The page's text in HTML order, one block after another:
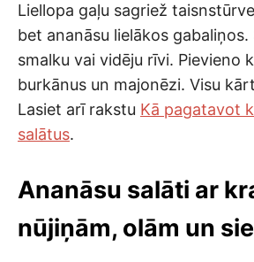
Liellopa gaļu sagriež
bet ananāsu lielākos gabaliņos.
smalku vai vidēju rīvi. Pievieno
burkānus un majonēzi. Visu
Lasiet arī rakstu Kā pagatavot
salātus.
Ananāsu salāti ar
nūjiņām, olām un